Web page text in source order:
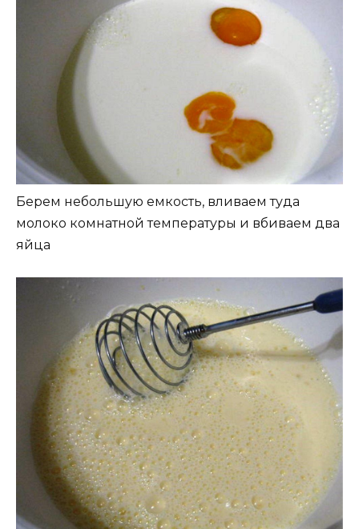
Берем небольшую емкость, вливаем туда
молоко комнатной температуры и вбиваем два
яйца